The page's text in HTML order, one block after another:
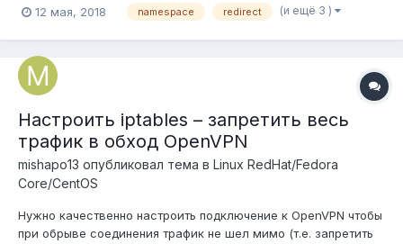
ip link set pr1if0 up; ip address add 1.1.1.1/32 dev pr1if0; ip route
12 мая, 2018 namespace redirect (и ещё 3 )
Настроить iptables – запретить весь
трафик в обход OpenVPN
mishapo13 опубликовал тема в Linux RedHat/Fedora
Core/CentOS
Нужно качественно настроить подключение к OpenVPN чтобы
при обрыве соединения трафик не шел мимо (т.е. запретить